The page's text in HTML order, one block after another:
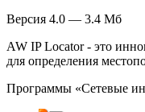
Версия 4.0 — 3.4 Мб
AW IP Locator - это
для определения
Программы «Сетевые